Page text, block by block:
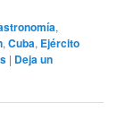
,
,Cuba, Ejército
| Deja un